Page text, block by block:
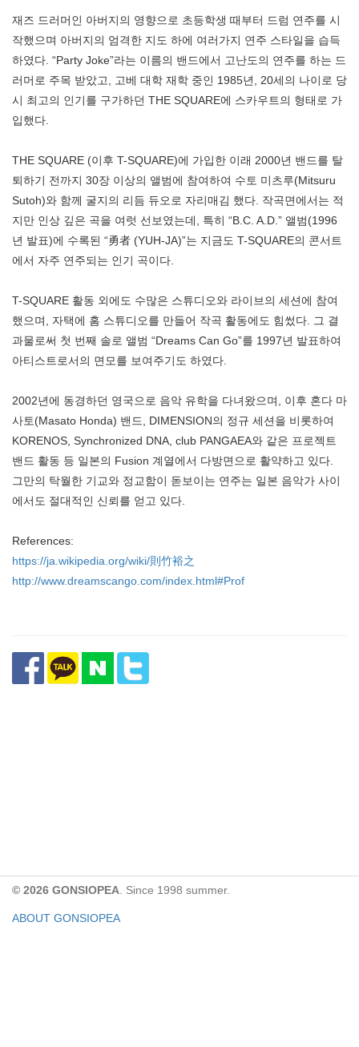
재즈 드러머인 아버지의 영향으로 초등학생 때부터 드럼 연주를 시
작했으며 아버지의 엄격한 지도 하에 여러가지 연주 스타일을 습득
하였다. “Party Joke”라는 이름의 밴드에서 고난도의 연주를 하는 드
러머로 주목 받았고, 고베 대학 재학 중인 1985년, 20세의 나이로 당
시 최고의 인기를 구가하던 THE SQUARE에 스카우트의 형태로 가
입했다.
THE SQUARE (이후 T-SQUARE)에 가입한 이래 2000년 밴드를 탈
퇴하기 전까지 30장 이상의 앨범에 참여하여 수토 미츠루(Mitsuru
Sutoh)와 함께 굴지의 리듬 듀오로 자리매김 했다. 작곡면에서는 적
지만 인상 깊은 곡을 여럿 선보였는데, 특히 “B.C. A.D.” 앨범(1996
년 발표)에 수록된 “勇者 (YUH-JA)”는 지금도 T-SQUARE의 콘서트
에서 자주 연주되는 인기 곡이다.
T-SQUARE 활동 외에도 수많은 스튜디오와 라이브의 세션에 참여
했으며, 자택에 홈 스튜디오를 만들어 작곡 활동에도 힘썼다. 그 결
과물로써 첫 번째 솔로 앨범 “Dreams Can Go”를 1997년 발표하여
아티스트로서의 면모를 보여주기도 하였다.
2002년에 동경하던 영국으로 음악 유학을 다녀왔으며, 이후 혼다 마
사토(Masato Honda) 밴드, DIMENSION의 정규 세션을 비롯하여
KORENOS, Synchronized DNA, club PANGAEA와 같은 프로젝트
밴드 활동 등 일본의 Fusion 계열에서 다방면으로 활약하고 있다.
그만의 탁월한 기교와 정교함이 돋보이는 연주는 일본 음악가 사이
에서도 절대적인 신뢰를 얻고 있다.
References:
https://ja.wikipedia.org/wiki/則竹裕之
http://www.dreamscango.com/index.html#Prof
© 2026 GONSIOPEA . Since 1998 summer.
ABOUT GONSIOPEA